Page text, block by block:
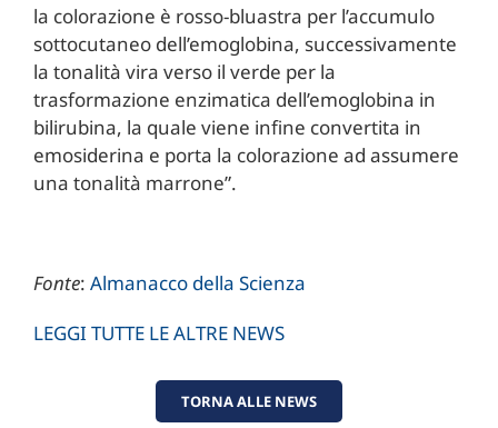
la colorazione è rosso-bluastra per l’accumulo
sottocutaneo dell’emoglobina, successivamente
la tonalità vira verso il verde per la
trasformazione enzimatica dell’emoglobina in
bilirubina, la quale viene infine convertita in
emosiderina e porta la colorazione ad assumere
una tonalità marrone”.
Fonte: Almanacco della Scienza
LEGGI TUTTE LE ALTRE NEWS
TORNA ALLE NEWS